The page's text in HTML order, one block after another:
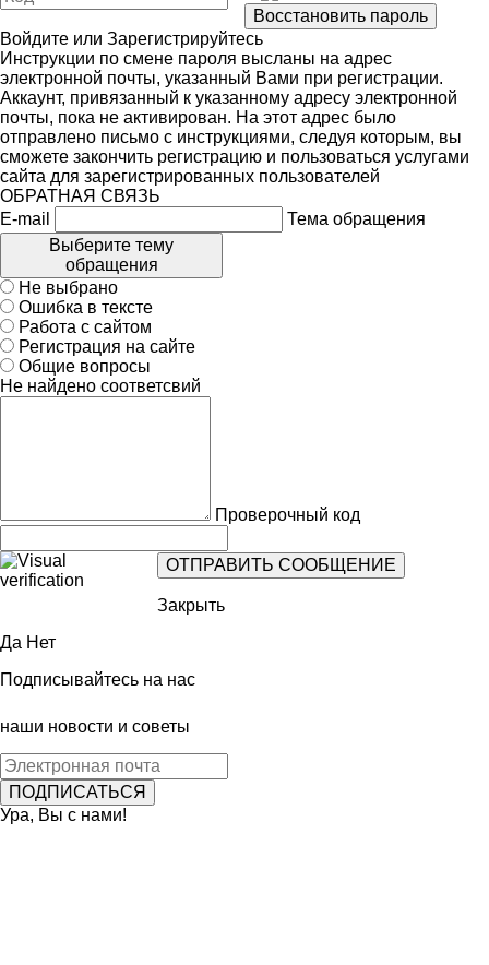
Войдите или Зарегистрируйтесь
Инструкции по смене пароля высланы на адрес
электронной почты, указанный Вами при регистрации.
Аккаунт, привязанный к указанному адресу электронной
почты, пока не активирован. На этот адрес было
отправлено письмо с инструкциями, следуя которым, вы
сможете закончить регистрацию и пользоваться услугами
сайта для зарегистрированных пользователей
ОБРАТНАЯ СВЯЗЬ
E-mail
Тема обращения
Выберите тему
обращения
Не выбрано
Ошибка в тексте
Работа с сайтом
Регистрация на сайте
Общие вопросы
Не найдено соответсвий
Проверочный код
Закрыть
Да Нет
Подписывайтесь на нас
наши новости и советы
Ура, Вы с нами!